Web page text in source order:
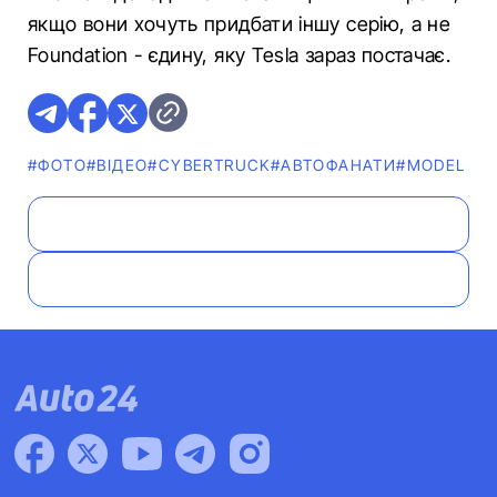
якщо вони хочуть придбати іншу серію, а не
Foundation - єдину, яку Tesla зараз постачає.
#ФОТО#ВІДЕО#CYBERTRUCK#АВТОФАНАТИ#MODEL Y